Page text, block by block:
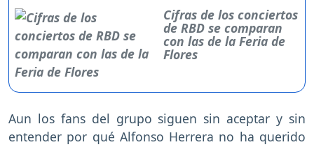
Cifras de los conciertos
de RBD se comparan
con las de la Feria de
Flores
Aun los fans del grupo siguen sin aceptar y sin
entender por qué Alfonso Herrera no ha querido